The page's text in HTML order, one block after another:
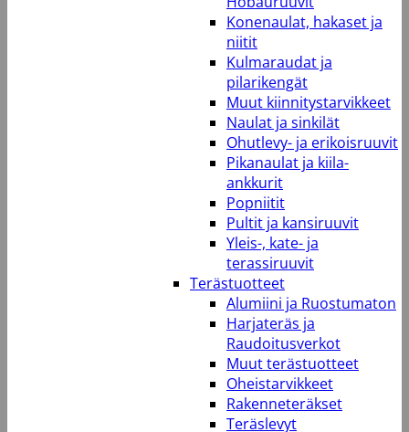
Konenaulat, hakaset ja
niitit
Kulmaraudat ja
pilarikengät
Muut kiinnitystarvikkeet
Naulat ja sinkilät
Ohutlevy- ja erikoisruuvit
Pikanaulat ja kiila-
ankkurit
Popniitit
Pultit ja kansiruuvit
Yleis-, kate- ja
terassiruuvit
Terästuotteet
Alumiini ja Ruostumaton
Harjateräs ja
Raudoitusverkot
Muut terästuotteet
Oheistarvikkeet
Rakenneteräkset
Teräslevyt